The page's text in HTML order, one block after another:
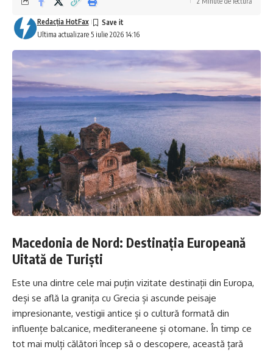
Ultima actualizare 5 iulie 2026 14:16
Redacţia HotFax
Macedonia de Nord: Destinația Europeană
Uitată de Turiști
Este una dintre cele mai puțin vizitate destinații din Europa,
deși se află la granița cu Grecia și ascunde peisaje
impresionante, vestigii antice și o cultură formată din
influențe balcanice, mediteraneene și otomane. În timp ce
tot mai mulți călători încep să o descopere, această țară